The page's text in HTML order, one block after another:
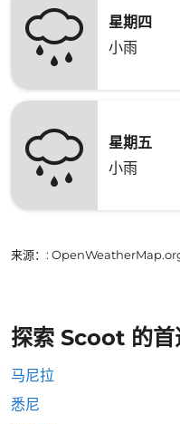
星期四
小雨
星期五
小雨
来源： :
探索 Scoot 的首
马尼拉
悉尼